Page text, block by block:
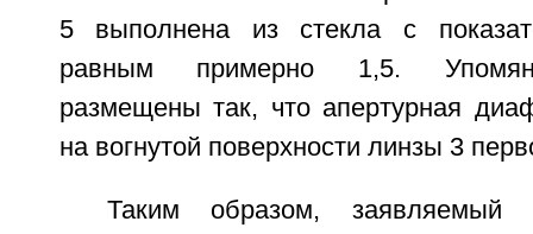
5 выполнена из стекла с
равным примерно 1,5.
размещены так, что апертурная
на вогнутой поверхности линзы 3
Таким образом, заявляемый